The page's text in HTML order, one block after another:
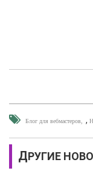
Блог для вебмастеров ,
ДРУГИЕ